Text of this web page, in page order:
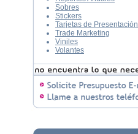
Sobres
Stickers
Tarjetas de Presentación
Trade Marketing
Viniles
Volantes